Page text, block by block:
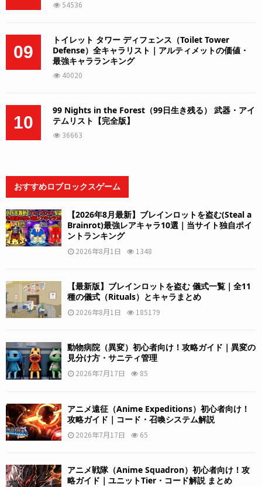
54536
09
トイレット タワー ディフェンス（Toilet Tower
Defense）全キャラリスト｜アルティメットの価値・
最強キャラランキング
40020
10
99 Nights in the Forest（99日生き残る） 武器・アイ
テムリスト【完全版】
36663
おすすめロブロックスゲーム
【2026年8月最新】ブレインロットを盗む(Steal a
Brainrot)最強レアキャラ10選｜当サイト独自ポイ
ントランキング
2026年8月1日 1348
【最新版】ブレインロットを盗む 儀式一覧｜全11
種の儀式（Rituals）とキャラまとめ
2026年8月1日 185179
動物病院（異変）初心者向け！攻略ガイド｜異変の
見分け方・サニティ管理
2026年7月17日 85
アニメ遠征（Anime Expeditions）初心者向け！
攻略ガイド｜コード・召喚システム解説
2026年7月17日 65
アニメ戦隊（Anime Squadron）初心者向け！攻
略ガイド｜ユニットTier・コード解説 まとめ